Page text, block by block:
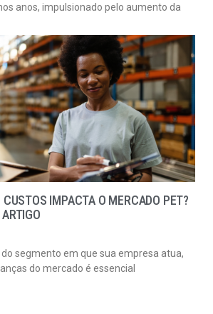
anos, impulsionado pelo aumento da
IMPACTA O MERCADO PET?
segmento em que sua empresa atua,
do mercado é essencial